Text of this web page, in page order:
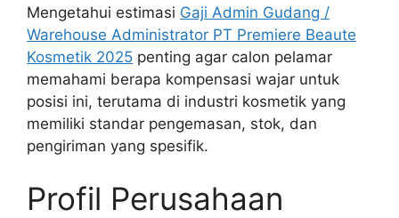
Mengetahui estimasi Gaji Admin Gudang /
Warehouse Administrator PT Premiere Beaute
Kosmetik 2025 penting agar calon pelamar
memahami berapa kompensasi wajar untuk
posisi ini, terutama di industri kosmetik yang
memiliki standar pengemasan, stok, dan
pengiriman yang spesifik.
Profil Perusahaan